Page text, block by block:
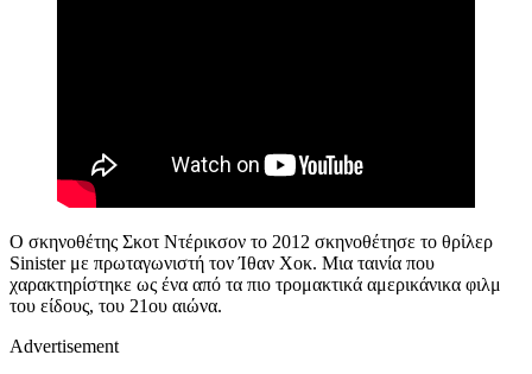
Ο σκηνοθέτης Σκοτ Ντέρικσον το 2012 σκηνοθέτησε το θρίλερ
Sinisterμε πρωταγωνιστή τον Ίθαν Χοκ. Μια ταινία που
χαρακτηρίστηκε ως ένα από τα πιο τρομακτικά αμερικάνικα φιλμ
του είδους, του 21ου αιώνα.
Advertisement